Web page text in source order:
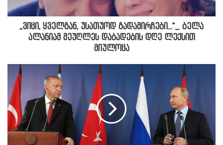
,,ვიცი, ყველგან, უსათუოდ გადამირჩები..."_ ბელა
ალანიამ მეუღლეს დაბადების დღე ლექსით
მიულოცა